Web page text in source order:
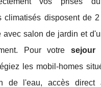
climatisés disposent de
avec salon de jardin et
Pour votresejour
les mobil-homes
de l'eau, accès direct